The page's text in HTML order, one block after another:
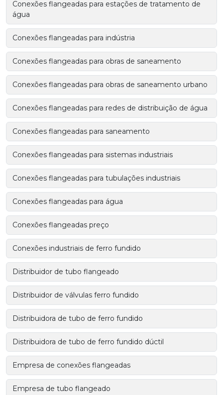
Conexões flangeadas para estações de tratamento de
água
Conexões flangeadas para indústria
Conexões flangeadas para obras de saneamento
Conexões flangeadas para obras de saneamento urbano
Conexões flangeadas para redes de distribuição de água
Conexões flangeadas para saneamento
Conexões flangeadas para sistemas industriais
Conexões flangeadas para tubulações industriais
Conexões flangeadas para água
Conexões flangeadas preço
Conexões industriais de ferro fundido
Distribuidor de tubo flangeado
Distribuidor de válvulas ferro fundido
Distribuidora de tubo de ferro fundido
Distribuidora de tubo de ferro fundido dúctil
Empresa de conexões flangeadas
Empresa de tubo flangeado